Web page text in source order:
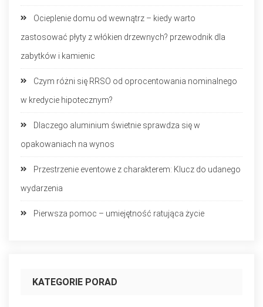
Ocieplenie domu od wewnątrz – kiedy warto
zastosować płyty z włókien drzewnych? przewodnik dla
zabytków i kamienic
Czym różni się RRSO od oprocentowania nominalnego
w kredycie hipotecznym?
Dlaczego aluminium świetnie sprawdza się w
opakowaniach na wynos
Przestrzenie eventowe z charakterem: Klucz do udanego
wydarzenia
Pierwsza pomoc – umiejętność ratująca życie
KATEGORIE PORAD